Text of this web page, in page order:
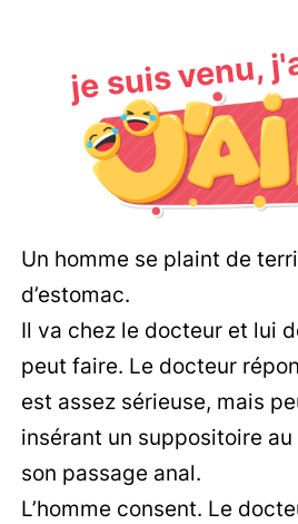
je suis venu,
Un homme se plaint de
d’estomac.
Il va chez le docteur et lui
peut faire. Le docteur
est assez sérieuse, mais
insérant un suppositoire
son passage anal.
L’homme consent. Le